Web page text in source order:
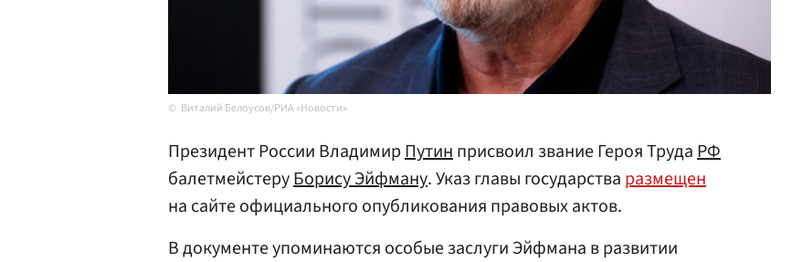
Виталий Белоусов/РИА «Новости»
Президент России ВладимирПутинприсвоил звание Героя ТрудаРФ
балетмейстеруБорису Эйфману. Указ главы государства размещен
на сайте официального опубликования правовых актов.
В документе упоминаются особые заслуги Эйфмана в развитии